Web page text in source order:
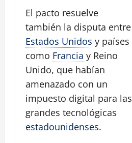
El pacto resuelve
también la disputa entre
Estados Unidos y países
como Francia y Reino
Unido, que habían
amenazado con un
impuesto digital para las
grandes tecnológicas
estadounidenses.